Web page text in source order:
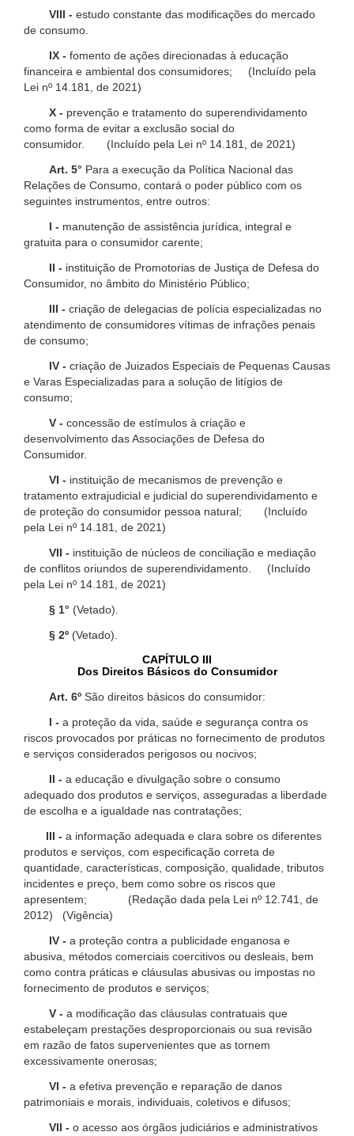
VIII - estudo constante das modificações do mercado
de consumo.
IX - fomento de ações direcionadas à educação
financeira e ambiental dos consumidores; (Incluído pela
Lei nº 14.181, de 2021)
X - prevenção e tratamento do superendividamento
como forma de evitar a exclusão social do
consumidor. (Incluído pela Lei nº 14.181, de 2021)
Art. 5° Para a execução da Política Nacional das
Relações de Consumo, contará o poder público com os
seguintes instrumentos, entre outros:
I - manutenção de assistência jurídica, integral e
gratuita para o consumidor carente;
II - instituição de Promotorias de Justiça de Defesa do
Consumidor, no âmbito do Ministério Público;
III - criação de delegacias de polícia especializadas no
atendimento de consumidores vítimas de infrações penais
de consumo;
IV - criação de Juizados Especiais de Pequenas Causas
e Varas Especializadas para a solução de litígios de
consumo;
V - concessão de estímulos à criação e
desenvolvimento das Associações de Defesa do
Consumidor.
VI - instituição de mecanismos de prevenção e
tratamento extrajudicial e judicial do superendividamento e
de proteção do consumidor pessoa natural; (Incluído
pela Lei nº 14.181, de 2021)
VII - instituição de núcleos de conciliação e mediação
de conflitos oriundos de superendividamento. (Incluído
pela Lei nº 14.181, de 2021)
§ 1° (Vetado).
§ 2º (Vetado).
CAPÍTULO III
Dos Direitos Básicos do Consumidor
Art. 6º São direitos básicos do consumidor:
I - a proteção da vida, saúde e segurança contra os
riscos provocados por práticas no fornecimento de produtos
e serviços considerados perigosos ou nocivos;
II - a educação e divulgação sobre o consumo
adequado dos produtos e serviços, asseguradas a liberdade
de escolha e a igualdade nas contratações;
III - a informação adequada e clara sobre os diferentes
produtos e serviços, com especificação correta de
quantidade, características, composição, qualidade, tributos
incidentes e preço, bem como sobre os riscos que
apresentem; (Redação dada pela Lei nº 12.741, de
2012) (Vigência)
IV - a proteção contra a publicidade enganosa e
abusiva, métodos comerciais coercitivos ou desleais, bem
como contra práticas e cláusulas abusivas ou impostas no
fornecimento de produtos e serviços;
V - a modificação das cláusulas contratuais que
estabeleçam prestações desproporcionais ou sua revisão
em razão de fatos supervenientes que as tornem
excessivamente onerosas;
VI - a efetiva prevenção e reparação de danos
patrimoniais e morais, individuais, coletivos e difusos;
VII - o acesso aos órgãos judiciários e administrativos